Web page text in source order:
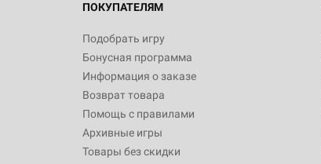
ПОКУПАТЕЛЯМ
Подобрать игру
Бонусная программа
Информация о заказе
Возврат товара
Помощь с правилами
Архивные игры
Товары без скидки